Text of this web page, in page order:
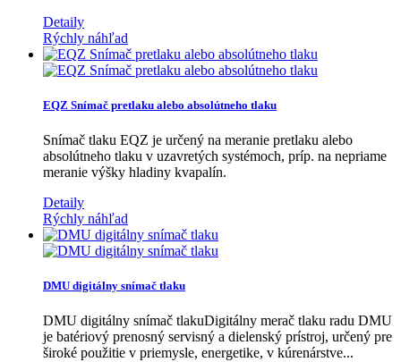
Detaily
Rýchly náhľad
EQZ Snímač pretlaku alebo absolútneho tlaku
Snímač tlaku EQZ je určený na meranie pretlaku alebo
absolútneho tlaku v uzavretých systémoch, príp. na nepriame
meranie výšky hladiny kvapalín.
Detaily
Rýchly náhľad
DMU digitálny snímač tlaku
DMU digitálny snímač tlakuDigitálny merač tlaku radu DMU
je batériový prenosný servisný a dielenský prístroj, určený pre
široké použitie v priemysle, energetike, v kúrenárstve...